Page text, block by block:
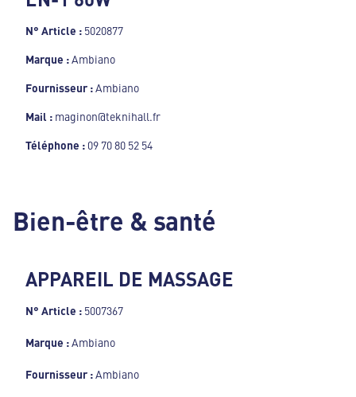
N° Article : 5020877
Marque :Ambiano
Fournisseur :Ambiano
Mail : maginon@teknihall.fr
Téléphone : 09 70 80 52 54
Bien-être & santé
APPAREIL DE MASSAGE
N° Article : 5007367
Marque :Ambiano
Fournisseur :Ambiano